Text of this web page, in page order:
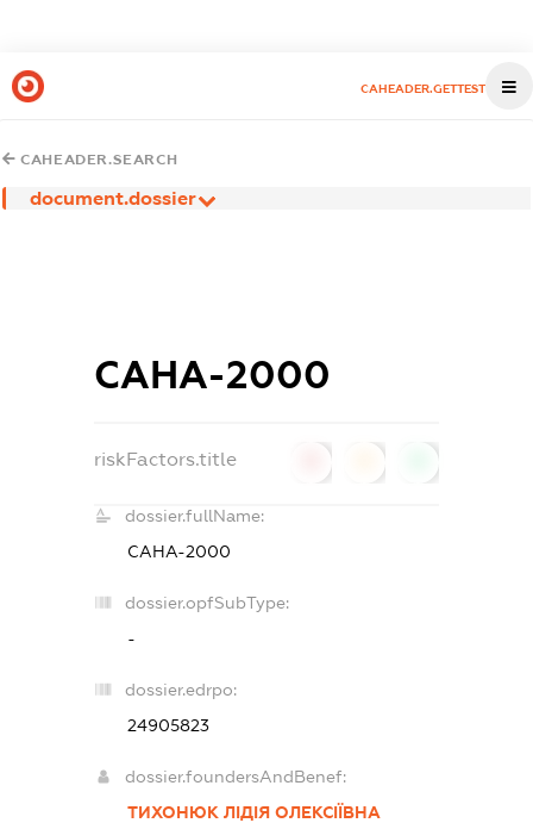
CAHEADER.GETTEST
CAHEADER.SEARCH
document.dossier
САНА-2000
riskFactors.title
dossier.fullName:
САНА-2000
dossier.opfSubType:
-
dossier.edrpo:
24905823
dossier.foundersAndBenef:
ТИХОНЮК ЛІДІЯ ОЛЕКСІЇВНА